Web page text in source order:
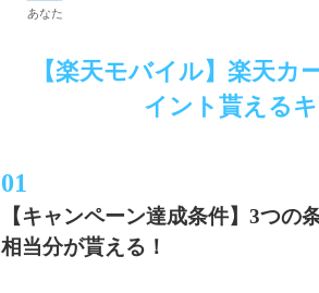
あなた
【楽天モバイル】楽天カ
イント貰える
【キャンペーン達成条件】3つの
相当分が貰える！